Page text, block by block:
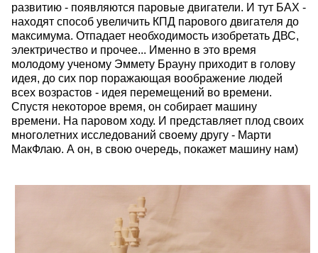
развитию - появляются паровые двигатели. И тут БАХ -
находят способ увеличить КПД парового двигателя до
максимума. Отпадает необходимость изобретать ДВС,
электричество и прочее... Именно в это время
молодому ученому Эммету Брауну приходит в голову
идея, до сих пор поражающая воображение людей
всех возрастов - идея перемещений во времени.
Спустя некоторое время, он собирает машину
времени. На паровом ходу. И представляет плод своих
многолетних исследований своему другу - Марти
МакФлаю. А он, в свою очередь, покажет машину нам)